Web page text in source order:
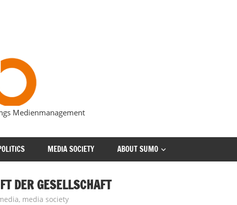
Medienmanagement
MEDIA SOCIETY ABOUT SUMO
DER GESELLSCHAFT
, media society